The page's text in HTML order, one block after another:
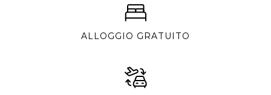
ALLOGGIO GRATUITO